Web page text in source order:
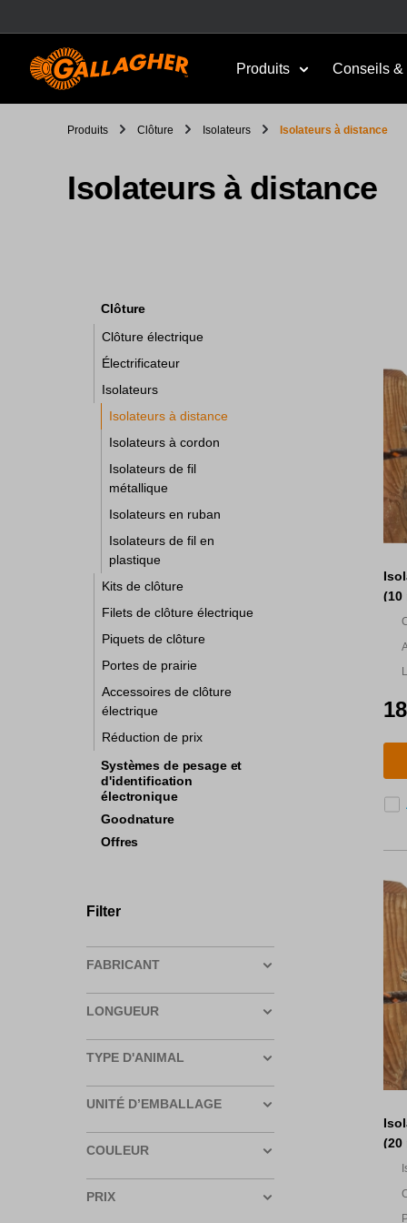
Produits Conseils &
Produits Clôture Isolateurs Isolateurs à distance
Isolateurs à distance
Clôture
Clôture électrique
Électrificateur
Isolateurs
Isolateurs à distance
Isolateurs à cordon
Isolateurs de fil
métallique
Isolateurs en ruban
Isolateurs de fil en
plastique
Kits de clôture
Filets de clôture électrique
Piquets de clôture
Portes de prairie
Accessoires de clôture
électrique
Réduction de prix
Systèmes de pesage et
d'identification
électronique
Goodnature
Offres
Filter
FABRICANT
LONGUEUR
TYPE D'ANIMAL
UNITÉ D’EMBALLAGE
COULEUR
PRIX
(10
(20